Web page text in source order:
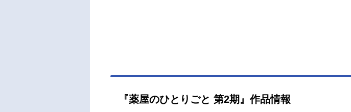
『薬屋のひとりごと 第2期』作品情報